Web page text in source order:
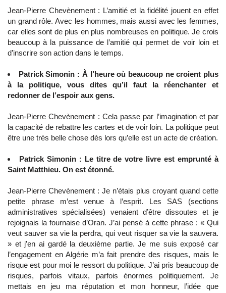
Jean-Pierre Chevènement : L’amitié et la fidélité jouent en effet
un grand rôle. Avec les hommes, mais aussi avec les femmes,
car elles sont de plus en plus nombreuses en politique. Je crois
beaucoup à la puissance de l’amitié qui permet de voir loin et
d’inscrire son action dans le temps.
Patrick Simonin : À l’heure où beaucoup ne croient plus
à la politique, vous dites qu’il faut la réenchanter et
redonner de l’espoir aux gens.
Jean-Pierre Chevènement : Cela passe par l’imagination et par
la capacité de rebattre les cartes et de voir loin. La politique peut
être une très belle chose dès lors qu’elle est un acte de création.
Patrick Simonin : Le titre de votre livre est emprunté à
Saint Matthieu. On est étonné.
Jean-Pierre Chevènement : Je n’étais plus croyant quand cette
petite phrase m’est venue à l’esprit. Les SAS (sections
administratives spécialisées) venaient d’être dissoutes et je
rejoignais la fournaise d’Oran. J’ai pensé à cette phrase : « Qui
veut sauver sa vie la perdra, qui veut risquer sa vie la sauvera.
» et j’en ai gardé la deuxième partie. Je me suis exposé car
l’engagement en Algérie m’a fait prendre des risques, mais le
risque est pour moi le ressort du politique. J’ai pris beaucoup de
risques, parfois vitaux, parfois énormes politiquement. Je
mettais en jeu ma réputation et mon honneur, l’idée que